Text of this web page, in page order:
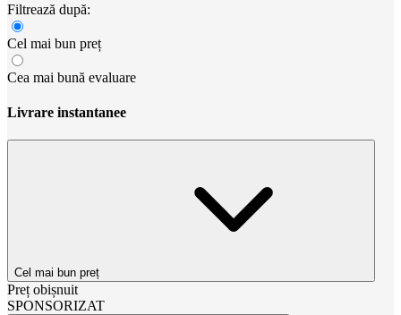
Filtrează după:
Cel mai bun preț
Cea mai bună evaluare
Livrare instantanee
Cel mai bun preț
Preț obișnuit
SPONSORIZAT